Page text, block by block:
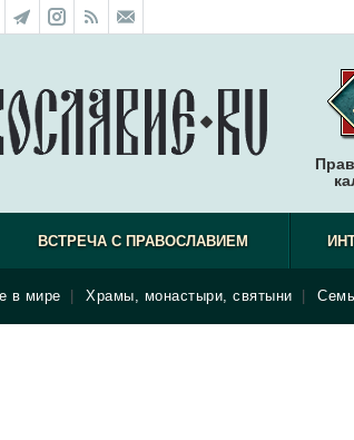
ВСТРЕЧА С ПРАВОСЛАВИЕМ
в мире Храмы, монастыри, святыни